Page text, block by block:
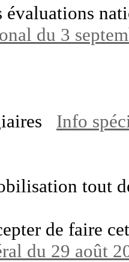
évaluations
du 3
Info
tout
de faire
du 29 août